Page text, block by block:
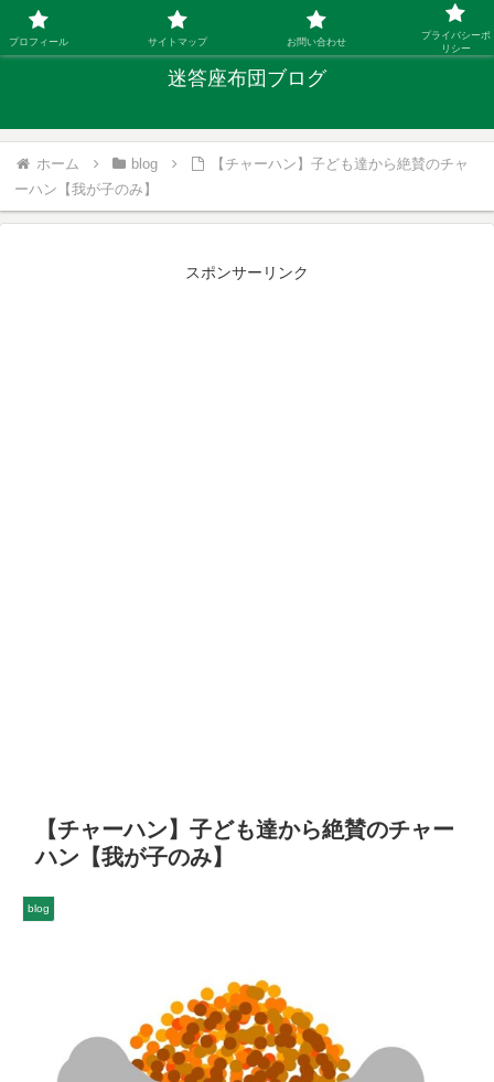
「ひとり親」40代シングルファザーの子育て迷答
迷答座布団ブログ
ホーム blog
【チャーハン】子ども達から絶賛のチャ
ーハン【我が子のみ】
スポンサーリンク
【チャーハン】子ども達から絶賛のチャー
ハン【我が子のみ】
blog
プロフィール サイトマップ お問い合わせ
プライバシーポ
リシー